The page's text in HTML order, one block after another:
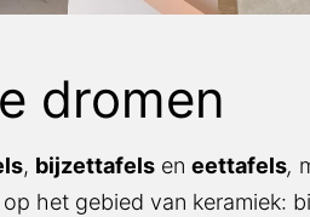
bijzettafelsen eettafels,
van keramiek: bij ons